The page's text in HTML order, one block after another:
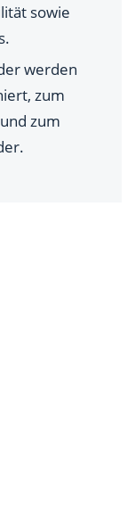
sowie
werden
zum
zum